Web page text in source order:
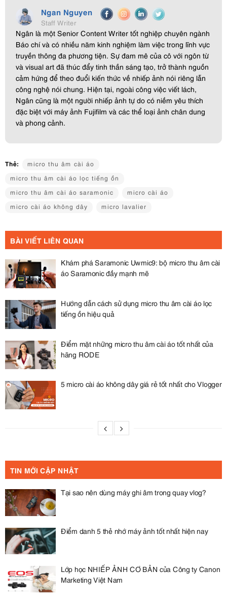
Ngan Nguyen
Staff Writer
Ngân là một Senior Content Writer tốt nghiệp chuyên ngành
Báo chí và có nhiều năm kinh nghiệm làm việc trong lĩnh vực
truyền thông đa phương tiện. Sự đam mê của cô với ngôn từ
và visual art đã thúc đẩy tinh thần sáng tạo, trở thành nguồn
cảm hứng để theo đuổi kiến thức về nhiếp ảnh nói riêng lẫn
công nghệ nói chung. Hiện tại, ngoài công việc viết lách,
Ngân cũng là một người nhiếp ảnh tự do có niềm yêu thích
đặc biệt với máy ảnh Fujifilm và các thể loại ảnh chân dung
và phong cảnh.
Thẻ:
micro thu âm cài áo
micro thu âm cài áo lọc tiếng ồn
micro thu âm cài áo saramonic
micro cài áo
micro cài áo không dây
micro lavalier
BÀI VIẾT LIÊN QUAN
Khám phá Saramonic Uwmic9: bộ micro thu âm cài
áo Saramonic đầy mạnh mẽ
Hướng dẫn cách sử dụng micro thu âm cài áo lọc
tiếng ồn hiệu quả
Điểm mặt những micro thu âm cài áo tốt nhất của
hãng RODE
5 micro cài áo không dây giá rẻ tốt nhất cho Vlogger
TIN MỚI CẬP NHẬT
Tại sao nên dùng máy ghi âm trong quay vlog?
Điểm danh 5 thẻ nhớ máy ảnh tốt nhất hiện nay
Lớp học NHIẾP ẢNH CƠ BẢN của Công ty Canon
Marketing Việt Nam